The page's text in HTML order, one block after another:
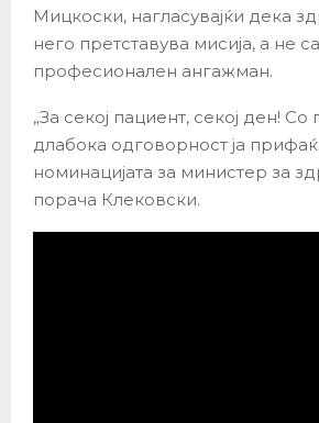
Мицкоски, нагласувајќи дека
него претставува мисија, а не
професионален ангажман.
„За секој пациент, секој ден! Со
длабока одговорност ја
номинацијата за министер за
порача Клековски.